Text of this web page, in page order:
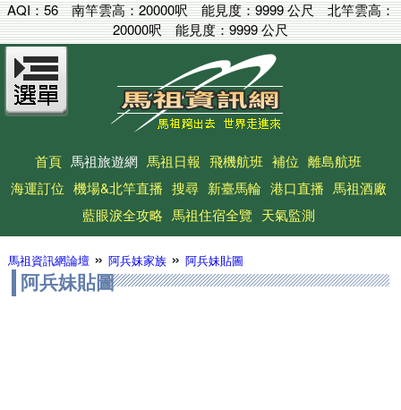
AQI：56 南竿雲高：20000呎能見度：9999 公尺北竿雲高：
20000呎能見度：9999 公尺
首頁 馬祖旅遊網 馬祖日報 飛機航班 補位 離島航班
海運訂位 機場&北竿直播 搜尋 新臺馬輪 港口直播 馬祖酒廠
藍眼淚全攻略 馬祖住宿全覽 天氣監測
馬祖資訊網論壇» 阿兵妹家族» 阿兵妹貼圖
阿兵妹貼圖